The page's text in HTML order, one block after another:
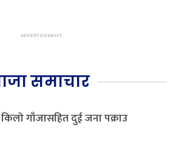
समाचार
गाँजासहित दुई जना पक्राउ